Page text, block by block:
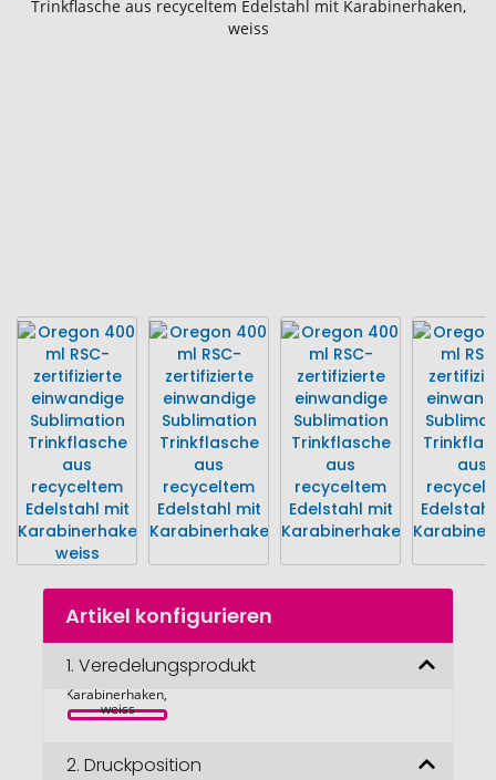
Ende
Zum
Anfang
Bildgalerie
springen
Artikel konfigurieren
1. Veredelungsprodukt
Oregon 400 ml
RSC-zertifizierte
einwandige
recyceltem
Karabinerhaken,
weiss
2. Druckposition